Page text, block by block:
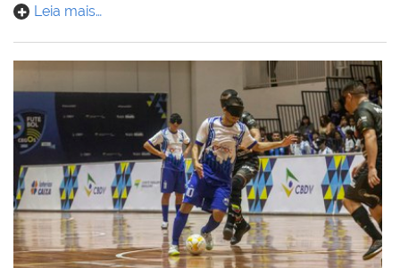
Leia mais…